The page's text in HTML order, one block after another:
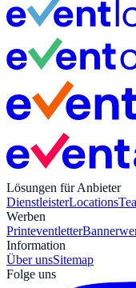
Lösungen für Anbieter
DienstleisterLocations
Werben
Printeventletter
Information
Über unsSitemap
Folge uns